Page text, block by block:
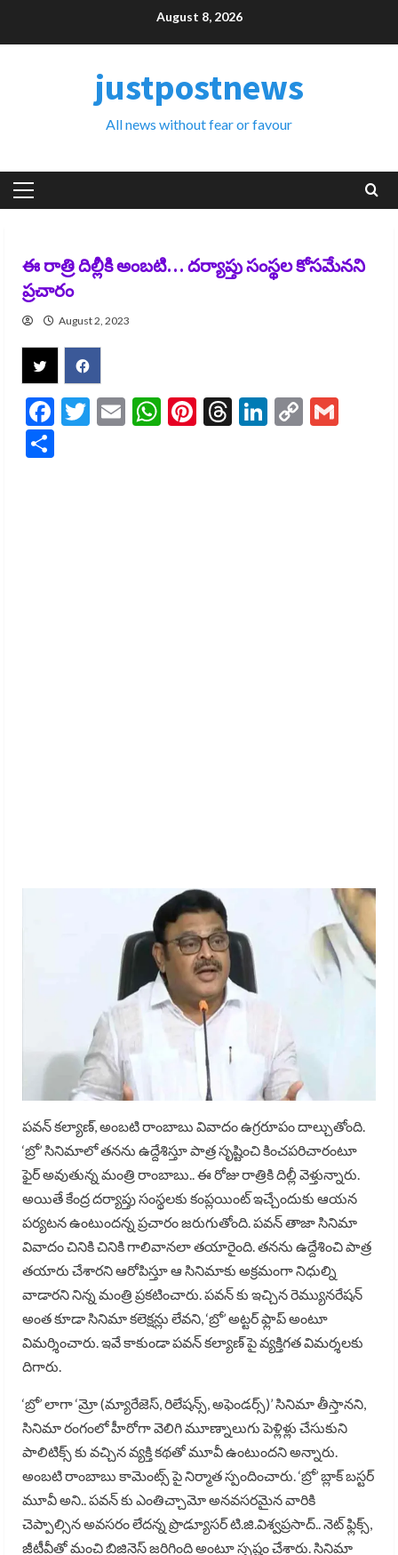
August 8, 2026
justpostnews
All news without fear or favour
Primary
ఈ రాత్రి దిల్లీకి అంబటి… దర్యాప్తు సంస్థల కోసమేనని
ప్రచారం
August 2, 2023
Facebook
Twitter
EmailWhatsApp
Pinterest
Threads
LinkedIn
Copy
పవన్ కల్యాణ్, అంబటి రాంబాబు వివాదం ఉగ్రరూపం దాల్చుతోంది.
‘బ్రో’ సినిమాలో తనను ఉద్దేశిస్తూ పాత్ర సృష్టించి కించపరిచారంటూ
ఫైర్ అవుతున్న మంత్రి రాంబాబు.. ఈ రోజు రాత్రికి దిల్లీ వెళ్తున్నారు.
అయితే కేంద్ర దర్యాప్తు సంస్థలకు కంప్లయింట్ ఇచ్చేందుకు ఆయన
పర్యటన ఉంటుందన్న ప్రచారం జరుగుతోంది. పవన్ తాజా సినిమా
వివాదం చినికి చినికి గాలివానలా తయారైంది. తనను ఉద్దేశించి పాత్ర
తయారు చేశారని ఆరోపిస్తూ ఆ సినిమాకు అక్రమంగా నిధుల్ని
వాడారని నిన్న మంత్రి ప్రకటించారు. పవన్ కు ఇచ్చిన రెమ్యునరేషన్
అంత కూడా సినిమా కలెక్షన్లు లేవని, ‘బ్రో’ అట్టర్ ఫ్లాప్ అంటూ
విమర్శించారు. ఇవే కాకుండా పవన్ కల్యాణ్ పై వ్యక్తిగత విమర్శలకు
దిగారు.
‘బ్రో’ లాగా ‘మ్రో (మ్యారేజెస్, రిలేషన్స్, అఫెండర్స్)’ సినిమా తీస్తానని,
సినిమా రంగంలో హీరోగా వెలిగి మూణ్నాలుగు పెళ్లిళ్లు చేసుకుని
పాలిటిక్స్ కు వచ్చిన వ్యక్తి కథతో మూవీ ఉంటుందని అన్నారు.
అంబటి రాంబాబు కామెంట్స్ పై నిర్మాత స్పందించారు. ‘బ్రో’ బ్లాక్ బస్టర్
మూవీ అని.. పవన్ కు ఎంతిచ్చామో అనవసరమైన వారికి
చెప్పాల్సిన అవసరం లేదన్న ప్రొడ్యూసర్ టి.జి.విశ్వప్రసాద్.. నెట్ ఫ్లిక్స్,
జీటీవీతో మంచి బిజినెస్ జరిగింది అంటూ స్పష్టం చేశారు. సినిమా